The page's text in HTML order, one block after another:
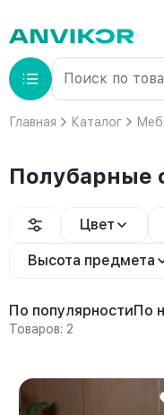
Главная Каталог
Полубарные
Цвет
Высота предмета
По популярностиПо
Товаров: 2